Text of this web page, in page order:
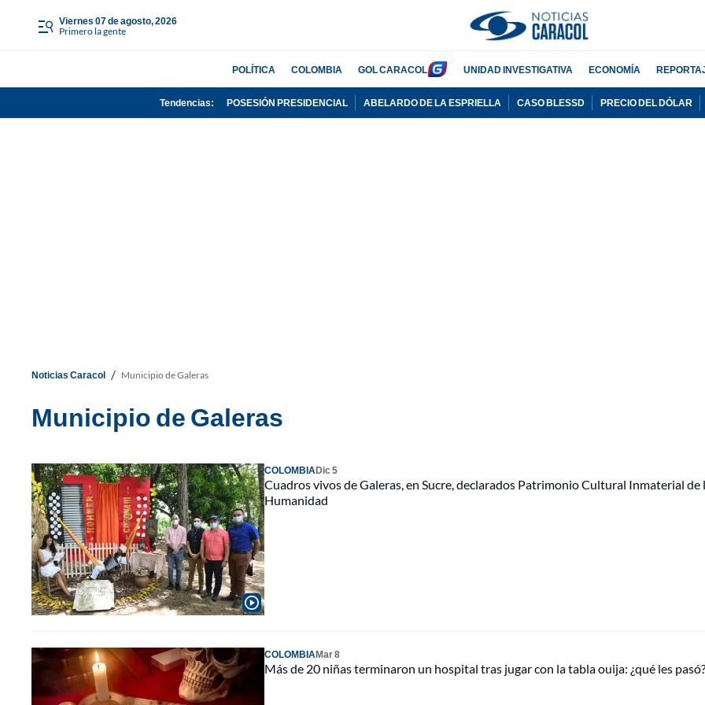
viernes 07 de agosto, 2026
Primero la gente
POLÍTICA COLOMBIA GOL CARACOL UNIDAD INVESTIGATIVA ECONOMÍA
Tendencias: POSESIÓN PRESIDENCIAL ABELARDO DE LA ESPRIELLA CASO BLESSD PRECIO DEL DÓLAR
Noticias Caracol / Municipio de Galeras
Municipio de Galeras
COLOMBIADic 5
Cuadros vivos de Galeras, en Sucre, declarados Patrimonio Cultural Inmaterial de
Humanidad
COLOMBIAMar 8
Más de 20 niñas terminaron un hospital tras jugar con la tabla ouija: ¿qué les pasó?